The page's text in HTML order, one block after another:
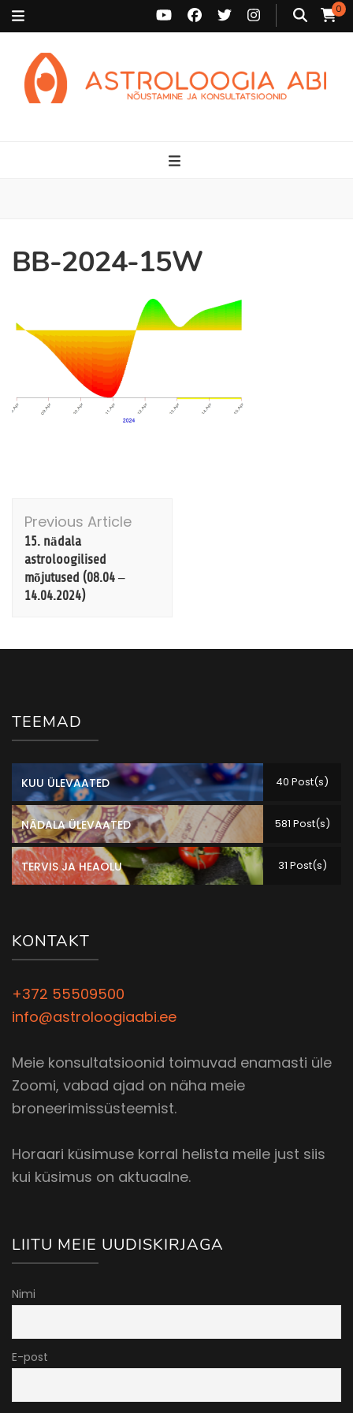
0
BB-2024-15W
Post
Navigation
Previous Article
15. nädala
astroloogilised
mõjutused (08.04 –
14.04.2024)
TEEMAD
KUU ÜLEVAATED 40 Post(s)
NÄDALA ÜLEVAATED 581 Post(s)
TERVIS JA HEAOLU 31 Post(s)
KONTAKT
+372 55509500
info@astroloogiaabi.ee
Meie konsultatsioonid toimuvad enamasti üle
Zoomi, vabad ajad on näha meie
broneerimissüsteemist.
Horaari küsimuse korral helista meile just siis
kui küsimus on aktuaalne.
LIITU MEIE UUDISKIRJAGA
Nimi
E-post